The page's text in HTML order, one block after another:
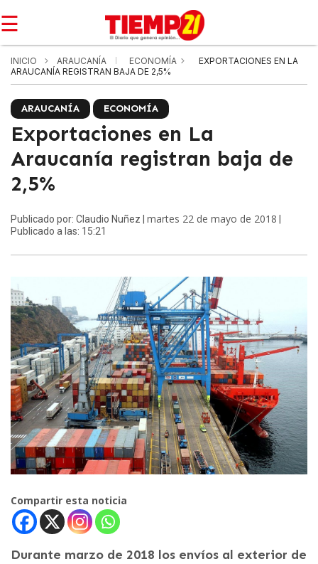
☰
INICIO ARAUCANÍA ECONOMÍA
EXPORTACIONES EN LA
ARAUCANÍA REGISTRAN BAJA DE 2,5%
ARAUCANÍA ECONOMÍA
Exportaciones en La
Araucanía registran baja de
2,5%
Publicado por: Claudio Nuñez | martes 22 de mayo de 2018
Publicado a las: 15:21
Compartir esta noticia
Durante marzo de 2018 los envíos al exterior de